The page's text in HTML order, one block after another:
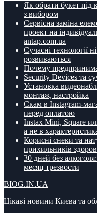
Як обрати букет під
з вибором
Сервісна заміна
проект на
antap.com.ua
Сучасні технології
розвиваються
Почему
Security Devices та
Установка
монтаж, настройка
Скам в Instagram-
перед оплатою
Instax Mini, Square
а не в
Корисні снеки та
прихильників
30 дней без
месяц трезвости
BIOG.IN.UA
Цікаві новини Києва та